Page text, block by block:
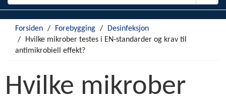
Forsiden Forebygging
Desinfeksjon
Hvilke mikrober testes i EN-standarder og krav til
antimikrobiell effekt?
Hvilke mikrober